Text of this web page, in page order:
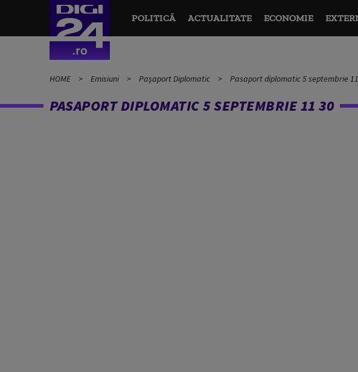
POLITICĂ ACTUALITATE ECONOMIE
HOME Emisiuni Pașaport Diplomatic Pasaport diplomatic 5 septembrie
PASAPORT DIPLOMATIC 5 SEPTEMBRIE 11 30